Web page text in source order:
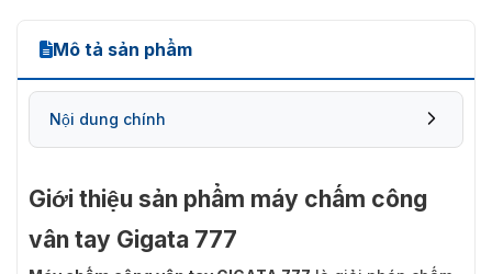
Mô tả sản phẩm
Nội dung chính
Giới thiệu sản phẩm máy chấm công
vân tay Gigata 777